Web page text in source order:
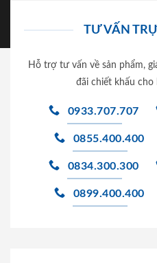
TƯ VẤN
Hỗ trợ tư vấn về sản phẩm,
đãi chiết khấu
0933.707.707
0855.400.400
0834.300.300
0899.400.400